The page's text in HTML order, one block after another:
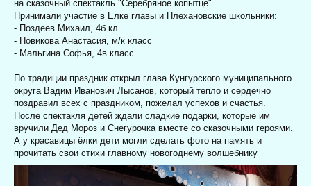
на сказочный спектакль "Серебряное копытце".
Принимали участие в Елке главы и Плехановские школьники:
- Поздеев Михаил, 4б кл
- Новикова Анастасия, м/к класс
- Мальгина Софья, 4в класс
По традиции праздник открыл глава Кунгурского муниципального
округа Вадим Иванович Лысанов, который тепло и сердечно
поздравил всех с праздником, пожелал успехов и счастья.
После спектакля детей ждали сладкие подарки, которые им
вручили Дед Мороз и Снегурочка вместе со сказочными героями.
А у красавицы ёлки дети могли сделать фото на память и
прочитать свои стихи главному новогоднему волшебнику